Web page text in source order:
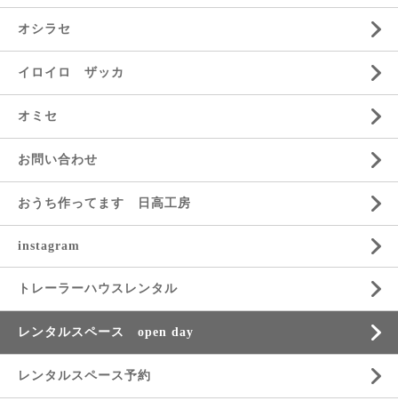
オシラセ
イロイロ ザッカ
オミセ
お問い合わせ
おうち作ってます 日高工房
instagram
トレーラーハウスレンタル
レンタルスペース open day
レンタルスペース予約